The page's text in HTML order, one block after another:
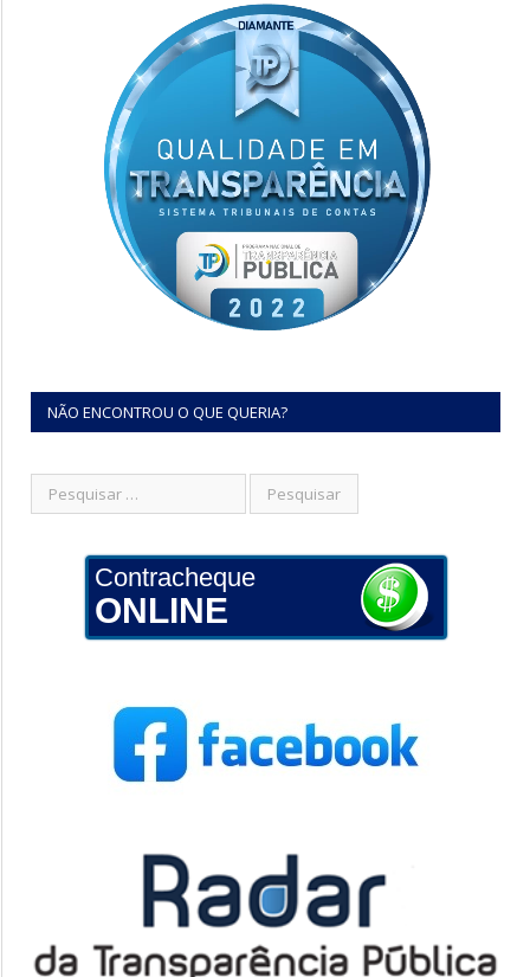
NÃO ENCONTROU O QUE QUERIA?
Contracheque
ONLINE